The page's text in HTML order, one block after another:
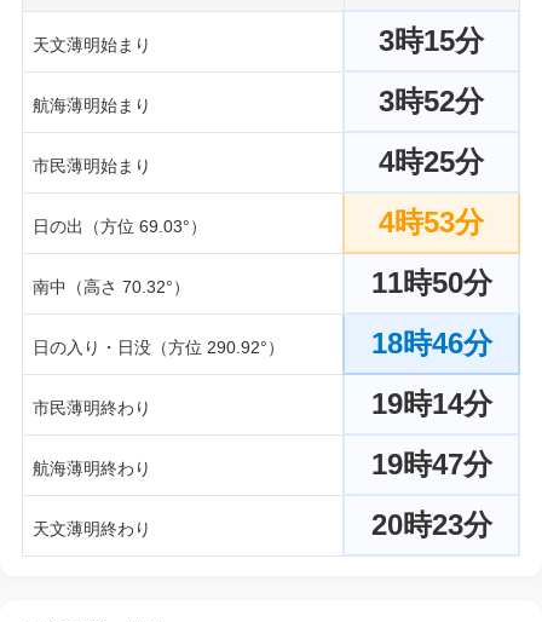
天文薄明始まり 3時15分
航海薄明始まり 3時52分
市民薄明始まり 4時25分
日の出（方位 69.03°） 4時53分
南中（高さ 70.32°） 11時50分
日の入り・日没（方位 290.92°） 18時46分
市民薄明終わり 19時14分
航海薄明終わり 19時47分
天文薄明終わり 20時23分